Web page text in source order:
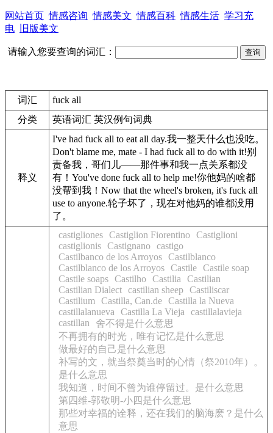
网站首页 情感咨询 情感美文 情感百科 情感生活 学习充
电
旧版美文
请输入您要查询的词汇：
词汇
fuck all
分类
英语词汇 英汉例句词典
释义
I've had fuck all to eat all day.我一整天什么也没吃。
Don't blame me, mate - I had fuck all to do with it!别
责备我，哥们儿——那件事和我一点关系都没
有！ You've done fuck all to help me!你他妈的啥都
没帮到我！ Now that the wheel's broken, it's fuck all
use to anyone.轮子坏了，现在对他妈的谁都没用
了。
castigliones Castiglion Fiorentino Castiglioni
castiglionis Castignano castigo
Castilbanco de los Arroyos Castilblanco
Castilblanco de los Arroyos Castile Castile soap
Castile soaps Castilho Castilia
Castilian
Castilian Dialect castilian sheep Castiliscar
Castilium
Castilla, Can.de Castilla la Nueva
castillalanueva
Castilla La Vieja
castillalavieja
castillan
舍不得是什么意思
不再拥有的时光，唯有记忆是什么意思
做最好的自己是什么意思
补写的文，就当祭奠当时的心情（祭2010年）。
是什么意思
我知道，时间不曾为谁停留过。是什么意思
第四维-郭敬明-小四是什么意思
那些对幸福的诠释，还在我们的脑海麽？是什么
意思